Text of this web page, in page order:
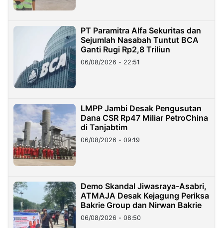
PT Paramitra Alfa Sekuritas dan
Sejumlah Nasabah Tuntut BCA
Ganti Rugi Rp2,8 Triliun
06/08/2026 - 22:51
LMPP Jambi Desak Pengusutan
Dana CSR Rp47 Miliar PetroChina
di Tanjabtim
06/08/2026 - 09:19
Demo Skandal Jiwasraya-Asabri,
ATMAJA Desak Kejagung Periksa
Bakrie Group dan Nirwan Bakrie
06/08/2026 - 08:50